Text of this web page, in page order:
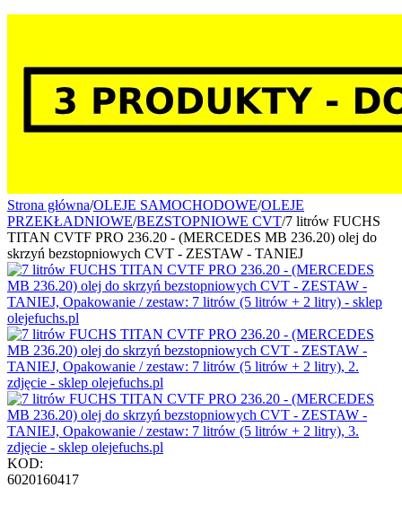
Strona główna/OLEJE SAMOCHODOWE/OLEJE
PRZEKŁADNIOWE/BEZSTOPNIOWE CVT/7 litrów FUCHS
TITAN CVTF PRO 236.20 - (MERCEDES MB 236.20) olej do
skrzyń bezstopniowych CVT - ZESTAW - TANIEJ
KOD:
6020160417